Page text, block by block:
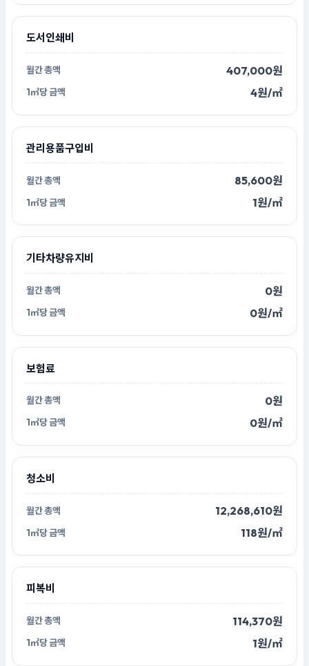
도서인쇄비
407,000원
4원/㎡
관리용품구입비
85,600원
1원/㎡
기타차량유지비
0원
0원/㎡
보험료
0원
0원/㎡
청소비
12,268,610원
118원/㎡
피복비
114,370원
1원/㎡